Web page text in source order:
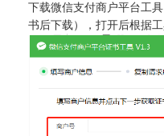
下载微信支付商户平台工
书后下载），打开后根据